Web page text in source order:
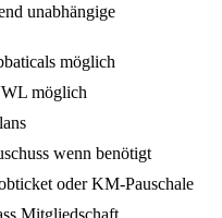
unabhängige
möglich
möglich
wenn benötigt
oder KM-Pauschale
Mitgliedschaft